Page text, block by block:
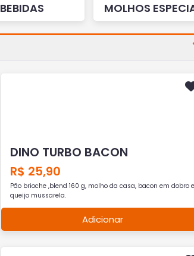
BEBIDAS MOLHOS
DINO TURBO BACON
R$ 25,90
Pão brioche ,blend 160 g, molho da casa, bacon em dobro e
queijo mussarela.
Adicionar